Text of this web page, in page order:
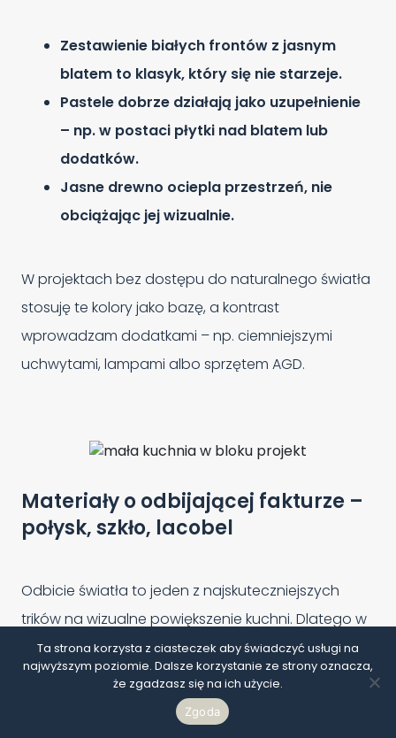
Zestawienie białych frontów z jasnym
blatem to klasyk, który się nie starzeje.
Pastele dobrze działają jako uzupełnienie
– np. w postaci płytki nad blatem lub
dodatków.
Jasne drewno ociepla przestrzeń, nie
obciążając jej wizualnie.
W projektach bez dostępu do naturalnego światła
stosuję te kolory jako bazę, a kontrast
wprowadzam dodatkami – np. ciemniejszymi
uchwytami, lampami albo sprzętem AGD.
Materiały o odbijającej fakturze –
połysk, szkło, lacobel
Odbicie światła to jeden z najskuteczniejszych
trików na wizualne powiększenie kuchni. Dlatego w
małych wnętrzach często sięgam po fronty w
połysku, szkło lakierowane (lacobel) i subtelnie
Ta strona korzysta z ciasteczek aby świadczyć usługi na
najwyższym poziomie. Dalsze korzystanie ze strony oznacza,
że zgadzasz się na ich użycie.
Zgoda